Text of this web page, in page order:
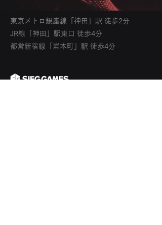
東京メトロ銀座線「神田」駅 徒歩2分
JR線「神田」駅東口 徒歩4分
都営新宿線「岩本町」駅 徒歩4分